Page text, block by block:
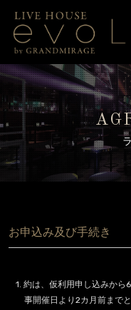
お申込み及び手続き
1. 約は、仮利用申し込みか
事開催日より2カ月前まで